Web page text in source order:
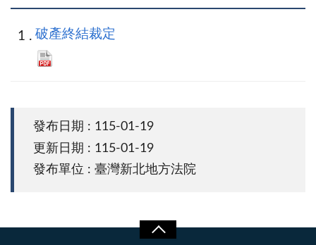
破產終結裁定
發布日期 : 115-01-19
更新日期 : 115-01-19
發布單位 : 臺灣新北地方法院